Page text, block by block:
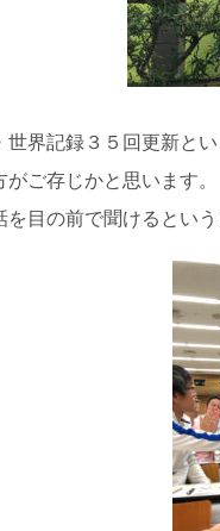
世界記録３５回更新と
ご存じかと思います。
目の前で聞けるとい